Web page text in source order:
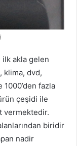
akla gelen
klima, dvd,
fazla
çeşidi ile
vermektedir.
biridir
nadir